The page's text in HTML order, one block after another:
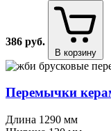
386 руб.
В корзину
Перемычки
Длина 1290 мм